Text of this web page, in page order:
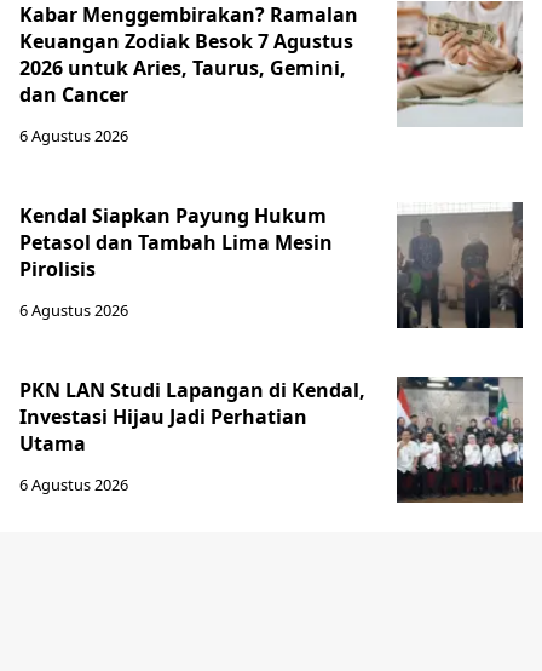
Kabar Menggembirakan? Ramalan
Keuangan Zodiak Besok 7 Agustus
2026 untuk Aries, Taurus, Gemini,
dan Cancer
6 Agustus 2026
Kendal Siapkan Payung Hukum
Petasol dan Tambah Lima Mesin
Pirolisis
6 Agustus 2026
PKN LAN Studi Lapangan di Kendal,
Investasi Hijau Jadi Perhatian
Utama
6 Agustus 2026